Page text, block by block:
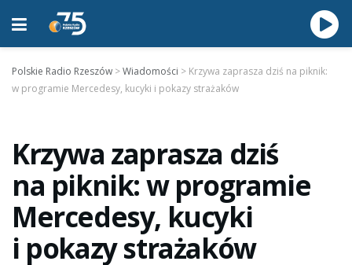
Polskie Radio Rzeszów >Wiadomości > Krzywa zaprasza dziś na piknik:
w programie Mercedesy, kucyki i pokazy strażaków
Krzywa zaprasza dziś
na piknik: w programie
Mercedesy, kucyki
i pokazy strażaków